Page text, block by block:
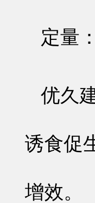
定量
优久
诱食促
增效。